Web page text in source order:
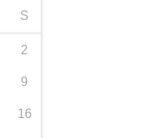
S
2
9
16